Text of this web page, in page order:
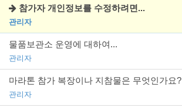
참가자 개인정보를 수정하려면...
관리자
물품보관소 운영에 대하여...
관리자
마라톤 참가 복장이나 지참물은 무엇인가요?
관리자